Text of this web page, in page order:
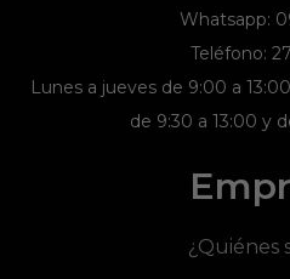
Whatsapp:
Teléfono:
Lunes a jueves de 9:00 a
de 9:30 a 13:00 y
¿Quiénes